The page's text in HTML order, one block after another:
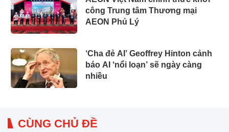
công Trung tâm Thương mại
AEON Phủ Lý
‘Cha đẻ AI’ Geoffrey Hinton cảnh
báo AI ‘nổi loạn’ sẽ ngày càng
nhiều
CÙNG CHỦ ĐỀ